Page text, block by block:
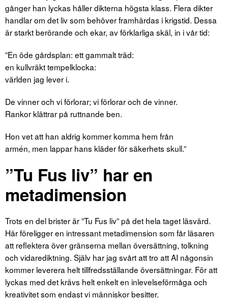
gånger han lyckas håller dikterna högsta klass. Flera dikter
handlar om det liv som behöver framhärdas i krigstid. Dessa
är starkt berörande och ekar, av förklarliga skäl, in i vår tid:
”En öde gårdsplan: ett gammalt träd:
en kullvräkt tempelklocka:
världen jag lever i.
De vinner och vi förlorar; vi förlorar och de vinner.
Rankor klättrar på ruttnande ben.
Hon vet att han aldrig kommer komma hem från
armén, men lappar hans kläder för säkerhets skull.”
”Tu Fus liv” har en
metadimension
Trots en del brister är ”Tu Fus liv” på det hela taget läsvärd.
Här föreligger en intressant metadimension som får läsaren
att reflektera över gränserna mellan översättning, tolkning
och vidarediktning. Själv har jag svårt att tro att AI någonsin
kommer leverera helt tillfredsställande översättningar. För att
lyckas med det krävs helt enkelt en inlevelseförmåga och
kreativitet som endast vi människor besitter.